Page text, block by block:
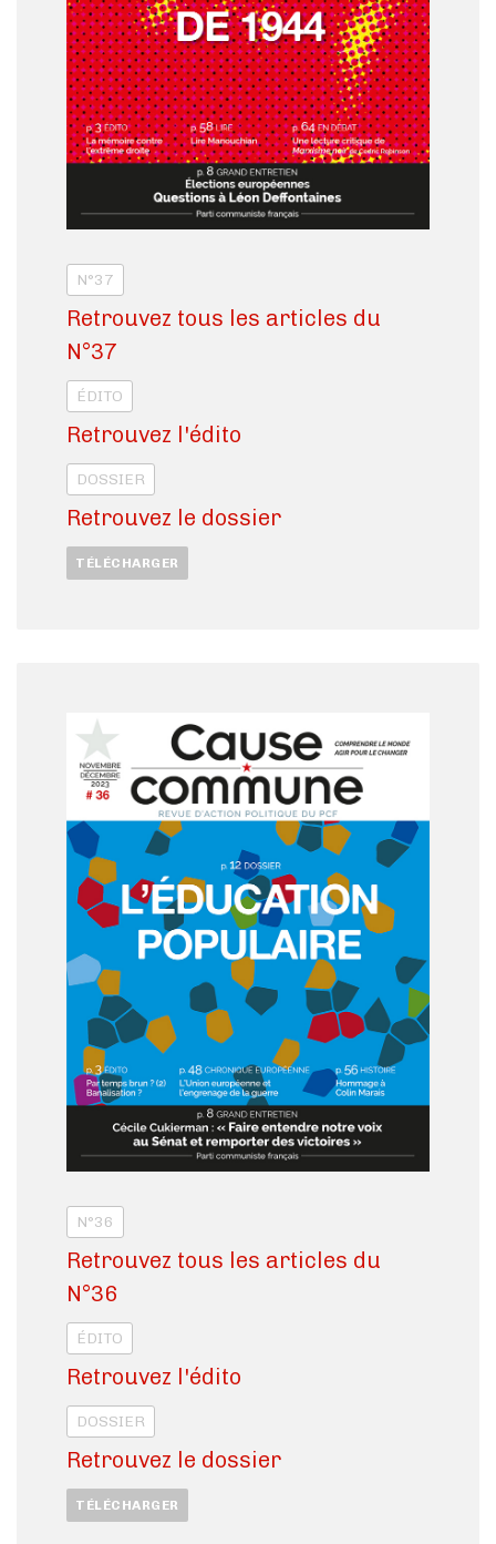
N°37
Retrouvez tous les articles du
N°37
ÉDITO
Retrouvez l'édito
DOSSIER
Retrouvez le dossier
TÉLÉCHARGER
N°36
Retrouvez tous les articles du
N°36
ÉDITO
Retrouvez l'édito
DOSSIER
Retrouvez le dossier
TÉLÉCHARGER